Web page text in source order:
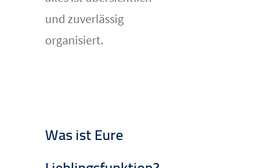
und zuverlässig
organisiert.
Was ist Eure